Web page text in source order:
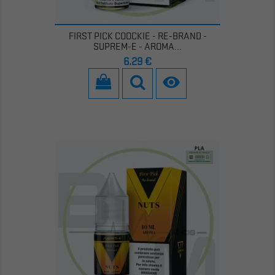
FIRST PICK COOCKIE - RE-BRAND -
SUPREM-E - AROMA...
Prezzo
6,29 €
